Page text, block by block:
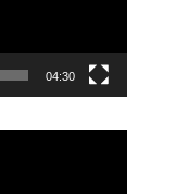
04:30